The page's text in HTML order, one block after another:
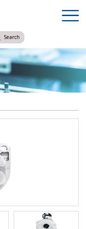
Search